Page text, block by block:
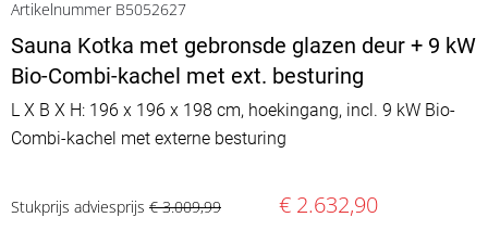
Artikelnummer B5052627
Sauna Kotka met gebronsde glazen deur + 9 kW
Bio-Combi-kachel met ext. besturing
L X B X H: 196 x 196 x 198 cm, hoekingang, incl. 9 kW Bio-
Combi-kachel met externe besturing
Stukprijs adviesprijs € 3.009,99 € 2.632,90